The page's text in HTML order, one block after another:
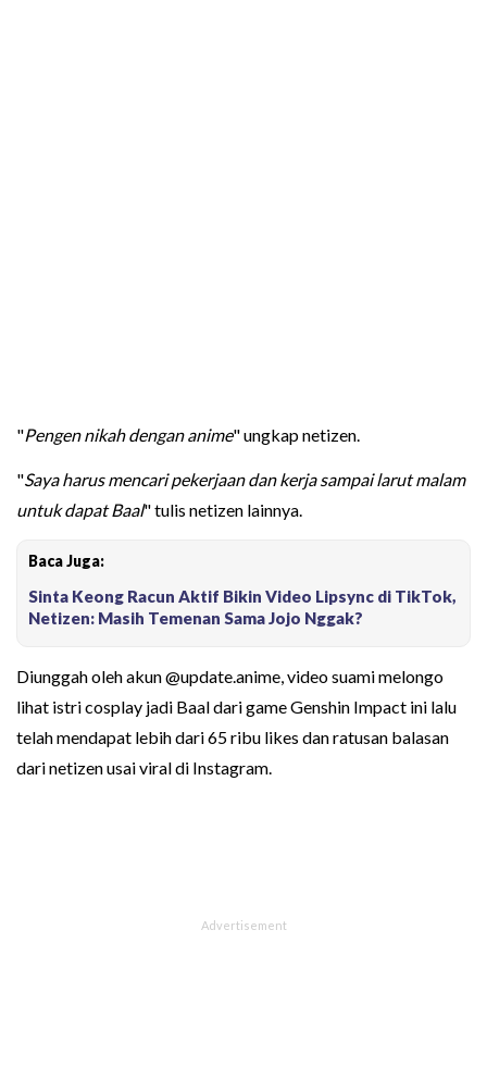
"Pengen nikah dengan anime" ungkap netizen.
"Saya harus mencari pekerjaan dan kerja sampai larut malam
untuk dapat Baal" tulis netizen lainnya.
Baca Juga:
Sinta Keong Racun Aktif Bikin Video Lipsync di TikTok,
Netizen: Masih Temenan Sama Jojo Nggak?
Diunggah oleh akun @update.anime, video suami melongo
lihat istri cosplay jadi Baal dari game Genshin Impact ini lalu
telah mendapat lebih dari 65 ribu likes dan ratusan balasan
dari netizen usai viral di Instagram.